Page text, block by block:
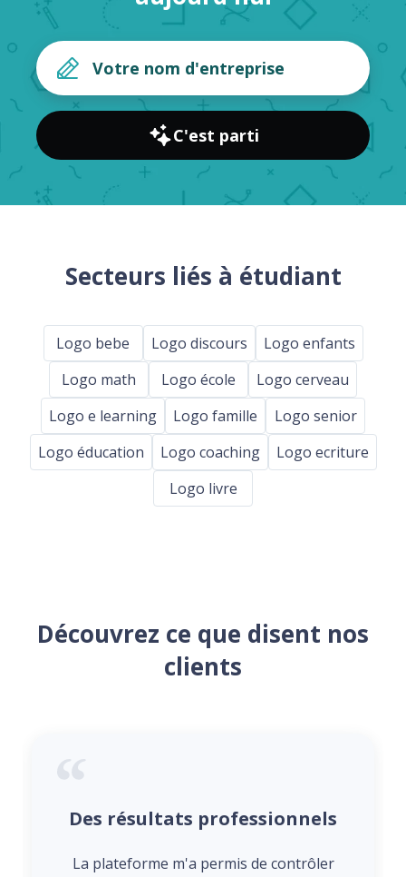
C'est parti
Secteurs liés à étudiant
Logo bebe Logo discours
Logo enfants
Logo math
Logo école
Logo cerveau
Logo e learning
Logo famille
Logo senior
Logo éducation
Logo coaching
Logo ecriture
Logo livre
Découvrez ce que disent nos
clients
Des résultats professionnels
La plateforme m'a permis de contrôler